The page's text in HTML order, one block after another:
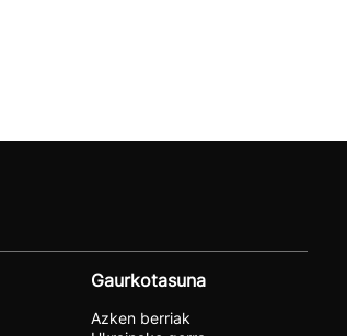
Gaurkotasuna
Azken berriak